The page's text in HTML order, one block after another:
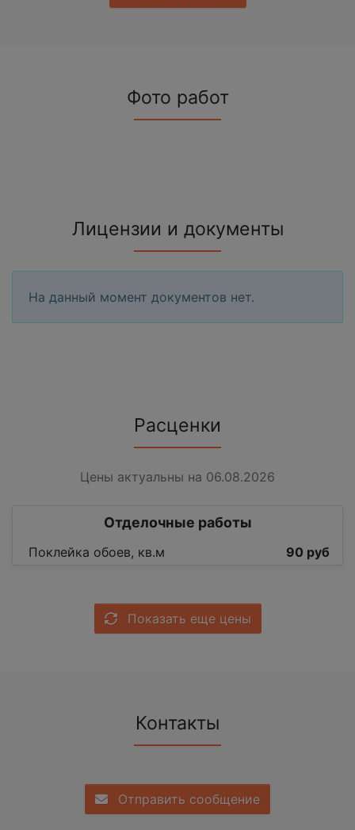
Фото работ
Лицензии и документы
На данный момент документов нет.
Расценки
Цены актуальны на 06.08.2026
Отделочные работы
Поклейка обоев, кв.м 90 руб
Показать еще цены
Контакты
Отправить сообщение